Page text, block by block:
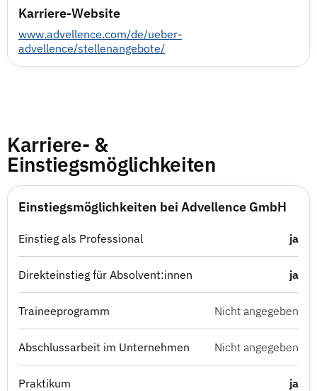
Karriere-Website
www.advellence.com/de/ueber-
advellence/stellenangebote/
Karriere- &
Einstiegsmöglichkeiten
Einstiegsmöglichkeiten bei Advellence GmbH
Einstieg als Professional ja
Direkteinstieg für Absolvent:innen ja
Traineeprogramm Nicht angegeben
Abschlussarbeit im Unternehmen Nicht angegeben
Praktikum ja